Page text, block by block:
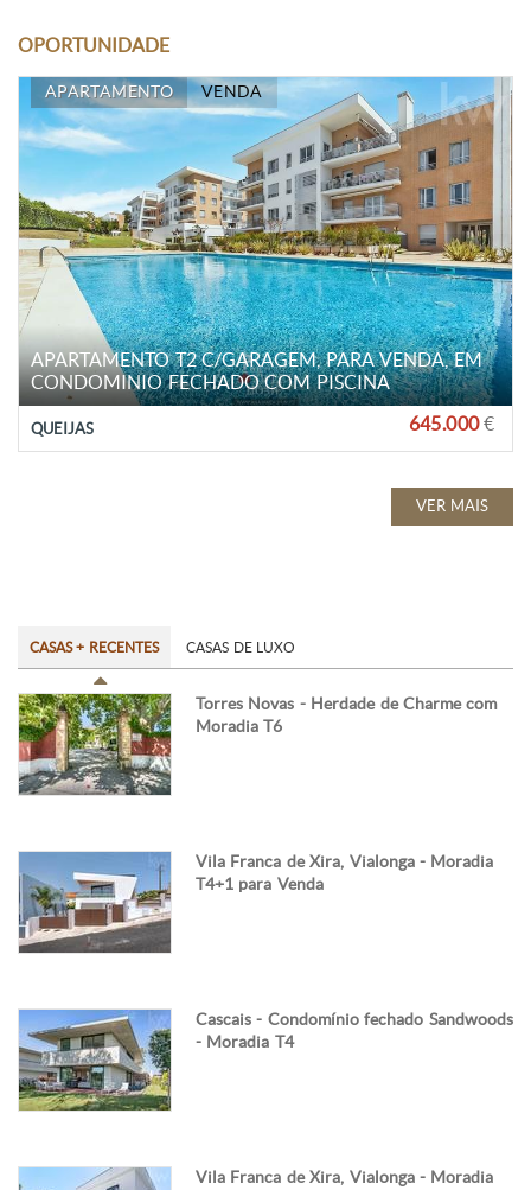
OPORTUNIDADE
APARTAMENTO VENDA
APARTAMENTO T2 C/GARAGEM, PARA VENDA, EM
CONDOMINIO FECHADO COM PISCINA
QUEIJAS 645.000€
VER MAIS
CASAS + RECENTES CASAS DE LUXO
Torres Novas - Herdade de Charme com
Moradia T6
Vila Franca de Xira, Vialonga - Moradia
T4+1 para Venda
Cascais - Condomínio fechado Sandwoods
- Moradia T4
Vila Franca de Xira, Vialonga - Moradia